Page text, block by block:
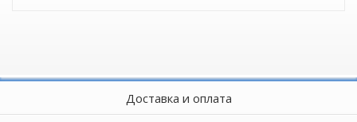
Доставка и оплата